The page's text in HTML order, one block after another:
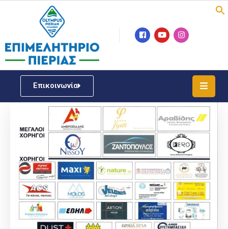
Επικοινωνία
Επιμελητήριο
Νέα
ΓΕΜΗ
Επιχειρηματική
Υποστήριξη
Έκθεση
Παραδοσιακών